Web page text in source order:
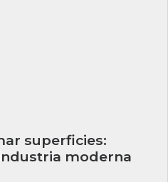
superficies:
moderna